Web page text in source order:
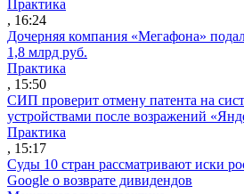
Практика
, 16:24
Дочерняя компания «Мегафона»
1,8 млрд руб.
Практика
, 15:50
СИП проверит отмену патента на
устройствами после возражений
Практика
, 15:17
Суды 10 стран рассматривают иски
Google о возврате дивидендов